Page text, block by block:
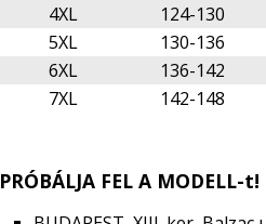
4XL
124-130
5XL
130-136
6XL
136-142
7XL
142-148
PRÓBÁLJA FEL A MODELL-t!